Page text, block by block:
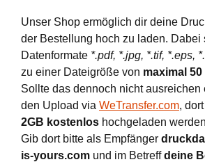
Unser Shop ermöglich dir deine
der Bestellung hoch zu laden. Dabei
Datenformate *.pdf, *.jpg, *.tif, *.eps,
zu einer Dateigröße von maximal 50
Sollte das dennoch nicht ausreichen
den Upload via WeTransfer.com,
2GB kostenlos hochgeladen
Gib dort bitte als Empfänger
is-yours.com und im Betreffdeine